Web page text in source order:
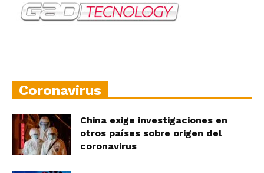
Coronavirus
China exige investigaciones en
otros países sobre origen del
coronavirus